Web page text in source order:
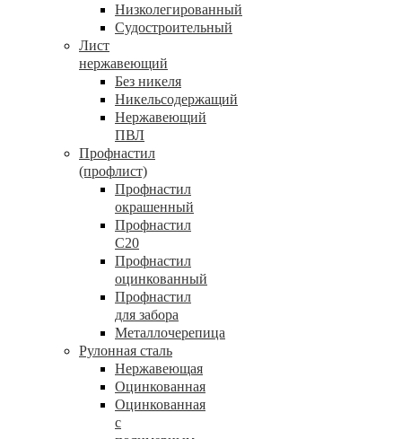
Низколегированный
Судостроительный
Лист
нержавеющий
Без никеля
Никельсодержащий
Нержавеющий
ПВЛ
Профнастил
(профлист)
Профнастил
окрашенный
Профнастил
С20
Профнастил
оцинкованный
Профнастил
для забора
Металлочерепица
Рулонная сталь
Нержавеющая
Оцинкованная
Оцинкованная
с